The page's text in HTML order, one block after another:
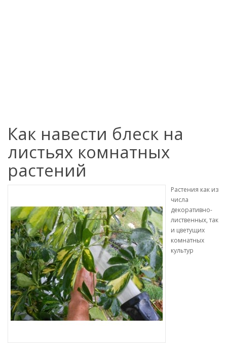
Как навести блеск на
листьях комнатных
растений
Растения как из
числа
декоративно-
лиственных, так
и цветущих
комнатных
культур